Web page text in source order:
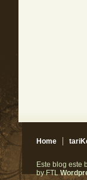
Home
Este blog este
by FTL